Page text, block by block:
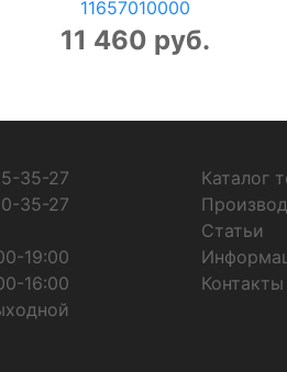
11657010000
11 460 руб.
35-27
35-27
19:00
16:00
Каталог
Статьи
Контакты